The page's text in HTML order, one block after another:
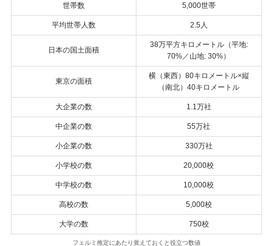
世帯数 5,000世帯
平均世帯人数 2.5人
日本の国土面積
38万平方キロメートル（平地:
70%／山地: 30%）
東京の面積
横（東西）80キロメートル×縦
（南北）40キロメートル
大企業の数 1.1万社
中企業の数 55万社
小企業の数 330万社
小学校の数 20,000校
中学校の数 10,000校
高校の数 5,000校
大学の数 750校
フェルミ推定にあたり覚えておくと役立つ数値